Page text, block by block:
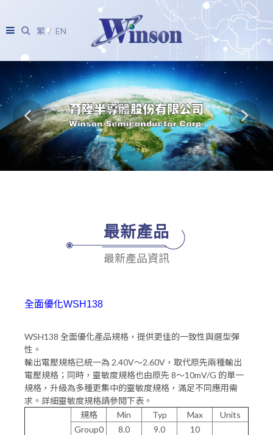
繁 EN
最新產品
最新產品資訊
全面優化WSH138
WSH138 全面優化產品規格，提供更佳的一致性與選型彈
性。
輸出電壓規格已統一為 2.40V～2.60V，取代原先兩種輸出
電壓規格；同時，靈敏度規格也由原先 8～10mV/G 的單一
規格，升級為多種更集中的靈敏度規格，滿足不同應用需
求。詳細靈敏度規格請參閱下表。
規格 Min Typ Max
Units
Group0
8.0 9.0 10